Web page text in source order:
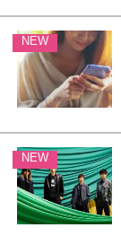
NEW
NEW